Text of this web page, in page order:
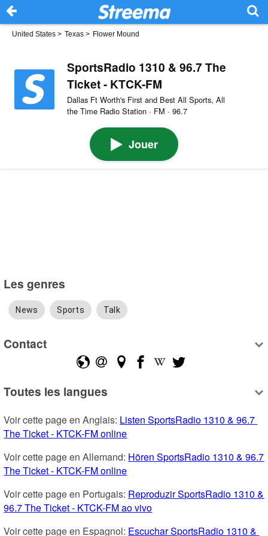
United States > Texas > Flower Mound
SportsRadio 1310 & 96.7 The
Ticket - KTCK-FM
Dallas Ft Worth's First and Best All Sports, All
the Time Radio Station · FM · 96.7
Jouer
Les genres
News Sports Talk
Contact
Toutes les langues
Voir cette page en Anglais: Listen SportsRadio 1310 & 96.7
The Ticket - KTCK-FM online
Voir cette page en Allemand: Hören SportsRadio 1310 & 96.7
The Ticket - KTCK-FM online
Voir cette page en Portugais: Reproduzir SportsRadio 1310 &
96.7 The Ticket - KTCK-FM ao vivo
Voir cette page en Espagnol: Escuchar SportsRadio 1310 &